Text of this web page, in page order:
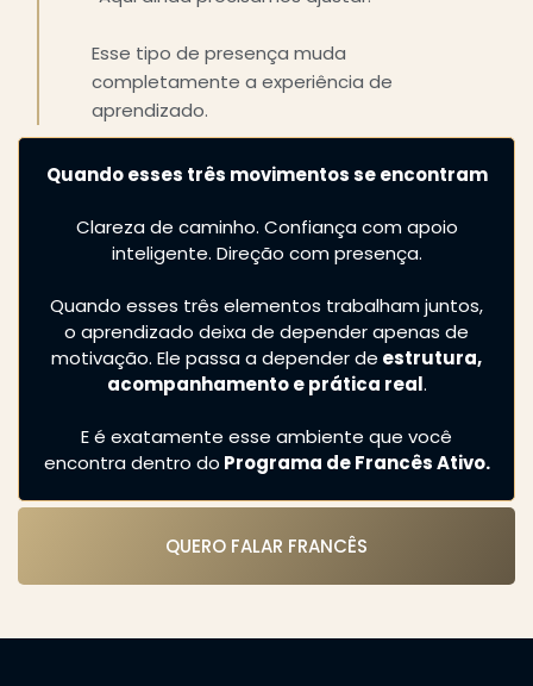
Esse tipo de presença muda
completamente a experiência de
aprendizado.
Quando esses três movimentos se encontram
Clareza de caminho. Confiança com apoio
inteligente. Direção com presença.
Quando esses três elementos trabalham juntos,
o aprendizado deixa de depender apenas de
motivação. Ele passa a depender de estrutura,
acompanhamento e prática real.
E é exatamente esse ambiente que você
encontra dentro do Programa de Francês Ativo.
QUERO FALAR FRANCÊS